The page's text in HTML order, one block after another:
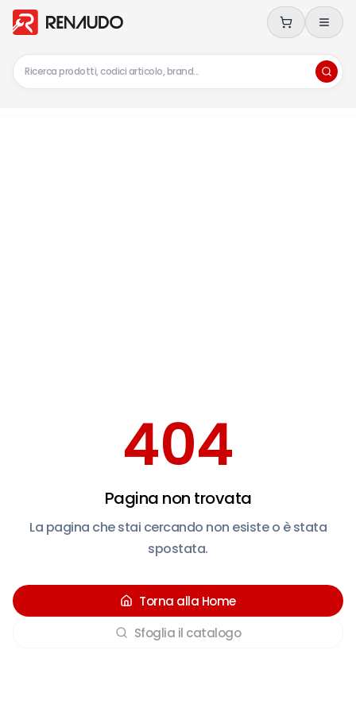
404
Pagina non trovata
La pagina che stai cercando non esiste o è stata
spostata.
Torna alla Home
Sfoglia il catalogo